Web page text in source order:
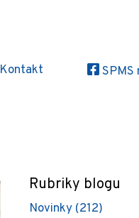
Kontakt SPMS
Rubriky blogu
Novinky (212)